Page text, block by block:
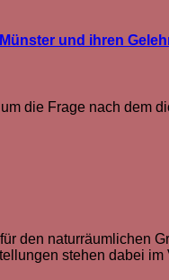
und ihren
die Frage nach
den naturräumlichen
stehen dabei